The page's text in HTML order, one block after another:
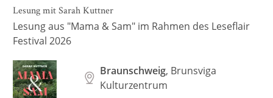
Lesung mit Sarah Kuttner
Lesung aus "Mama & Sam" im Rahmen des Leseflair
Festival 2026
Braunschweig, Brunsviga
Kulturzentrum